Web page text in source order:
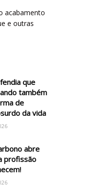
acabamento
e outras
que
também
de
da vida
abre
profissão